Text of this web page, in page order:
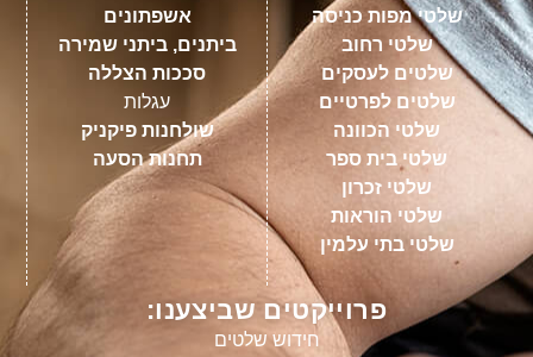
שלטי מפות כניסה
שלטי רחוב
שלטים לעסקים
שלטים לפרטיים
שלטי הכוונה
שלטי בית ספר
שלטי זכרון
שלטי הוראות
שלטי בתי עלמין
אשפתונים
ביתנים, ביתני שמירה
סככות הצללה
עגלות
שולחנות פיקניק
תחנות הסעה
פרוייקטים שביצענו:
חידוש שלטים